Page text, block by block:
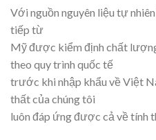
Với nguồn nguyên liệu tự
tiếp từ
Mỹ được kiểm định chất
theo quy trình quốc tế
trước khi nhập khẩu về Việt
thất của chúng tôi
luôn đáp ứng được cả về tính